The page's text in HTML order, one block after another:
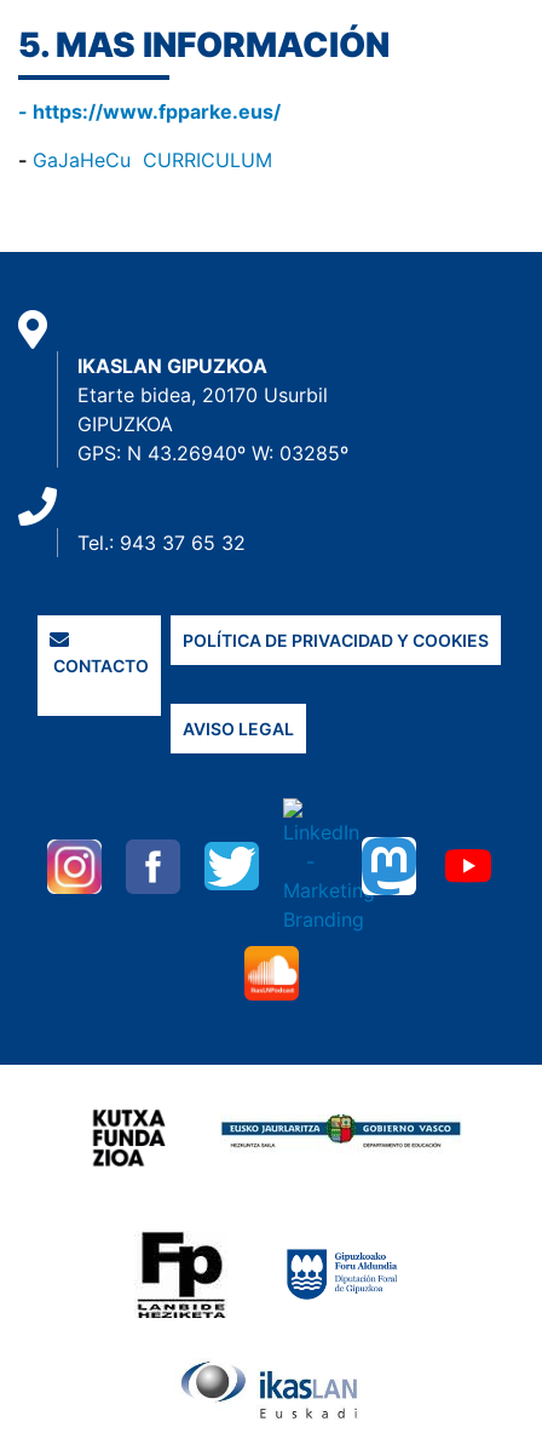
5. MAS INFORMACIÓN
- https://www.fpparke.eus/
- GaJaHeCu CURRICULUM
IKASLAN GIPUZKOA
Etarte bidea, 20170 Usurbil
GIPUZKOA
GPS: N 43.26940º W: 03285º
Tel.: 943 37 65 32
CONTACTO
POLÍTICA DE PRIVACIDAD Y COOKIES
AVISO LEGAL